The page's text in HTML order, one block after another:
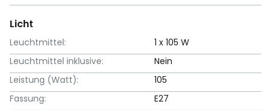
Licht
Leuchtmittel:
1 x 105 W
Leuchtmittel inklusive:
Nein
Leistung (Watt):
105
Fassung:
E27